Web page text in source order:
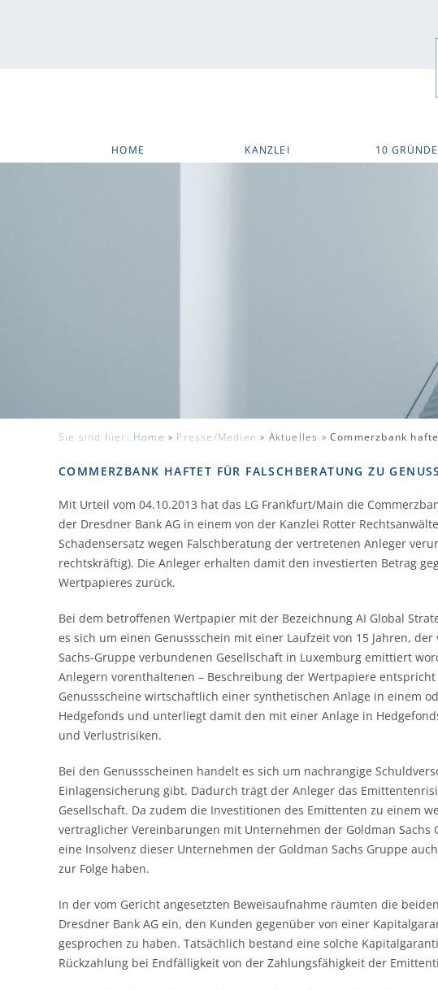
HOME KANZLEI 10 GRÜNDE
Sie sind hier: Home » Presse/Medien » Aktuelles »Commerzbank
COMMERZBANK HAFTET FÜR FALSCHBERATUNG ZU
Mit Urteil vom 04.10.2013 hat das LG Frankfurt/Main die
der Dresdner Bank AG in einem von der Kanzlei Rotter
Schadensersatz wegen Falschberatung der vertretenen Anleger
rechtskräftig). Die Anleger erhalten damit den investierten Betrag
Wertpapieres zurück.
Bei dem betroffenen Wertpapier mit der Bezeichnung AI Global
es sich um einen Genussschein mit einer Laufzeit von 15 Jahren,
Sachs-Gruppe verbundenen Gesellschaft in Luxemburg emittiert
Anlegern vorenthaltenen – Beschreibung der Wertpapiere
Genussscheine wirtschaftlich einer synthetischen Anlage in einem
Hedgefonds und unterliegt damit den mit einer Anlage in
und Verlustrisiken.
Bei den Genussscheinen handelt es sich um nachrangige
Einlagensicherung gibt. Dadurch trägt der Anleger das
Gesellschaft. Da zudem die Investitionen des Emittenten zu einem
vertraglicher Vereinbarungen mit Unternehmen der Goldman Sachs
eine Insolvenz dieser Unternehmen der Goldman Sachs Gruppe
zur Folge haben.
In der vom Gericht angesetzten Beweisaufnahme räumten die
Dresdner Bank AG ein, den Kunden gegenüber von einer
gesprochen zu haben. Tatsächlich bestand eine solche
Rückzahlung bei Endfälligkeit von der Zahlungsfähigkeit der